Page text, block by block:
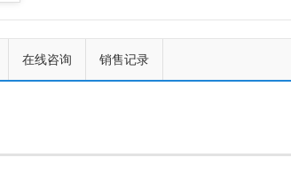
在线咨询 销售记录